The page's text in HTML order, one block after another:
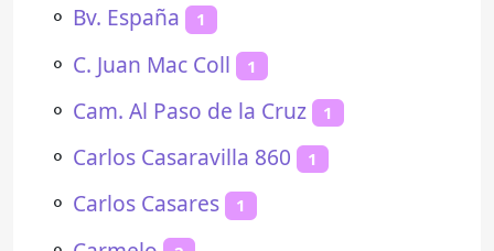
⚬ Bv. España 1
⚬ C. Juan Mac Coll 1
⚬ Cam. Al Paso de la Cruz 1
⚬ Carlos Casaravilla 860 1
⚬ Carlos Casares 1